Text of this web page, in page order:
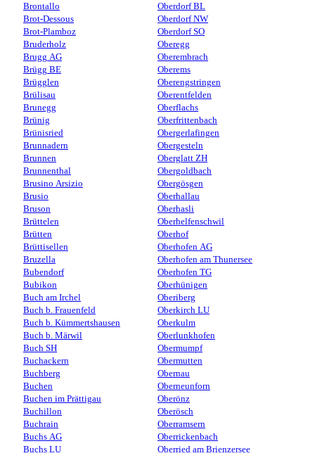
Brontallo
Brot-Dessous
Brot-Plamboz
Bruderholz
Brugg AG
Brügg BE
Brügglen
Brülisau
Brunegg
Brünig
Brünisried
Brunnadern
Brunnen
Brunnenthal
Brusino Arsizio
Brusio
Bruson
Brüttelen
Brütten
Brüttisellen
Bruzella
Bubendorf
Bubikon
Buch am Irchel
Buch b. Frauenfeld
Buch b. Kümmertshausen
Buch b. Märwil
Buch SH
Buchackern
Buchberg
Buchen
Buchen im Prättigau
Buchillon
Buchrain
Buchs AG
Buchs LU
Oberdorf BL
Oberdorf NW
Oberdorf SO
Oberegg
Oberembrach
Oberems
Oberengstringen
Oberentfelden
Oberflachs
Oberfrittenbach
Obergerlafingen
Obergesteln
Oberglatt ZH
Obergoldbach
Obergösgen
Oberhallau
Oberhasli
Oberhelfenschwil
Oberhof
Oberhofen AG
Oberhofen am Thunersee
Oberhofen TG
Oberhünigen
Oberiberg
Oberkirch LU
Oberkulm
Oberlunkhofen
Obermumpf
Obermutten
Obernau
Oberneunforn
Oberönz
Oberösch
Oberramsern
Oberrickenbach
Oberried am Brienzersee